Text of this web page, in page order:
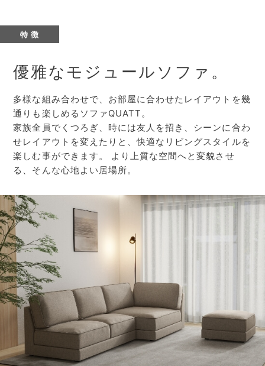
特 徴
優雅なモジュールソファ。
多様な組み合わせで、お部屋に合わせたレイアウトを幾
通りも楽しめるソファQUATT。
家族全員でくつろぎ、時には友人を招き、シーンに合わ
せレイアウトを変えたりと、快適なリビングスタイルを
楽しむ事ができます。
より上質な空間へと変貌させ
る、そんな心地よい居場所。